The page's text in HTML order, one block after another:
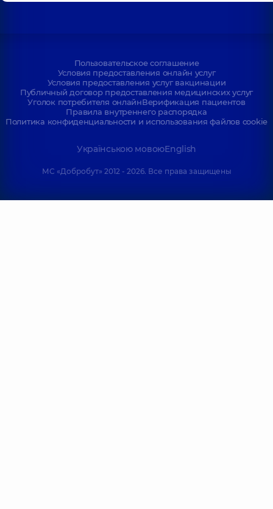
Пользовательское соглашение
Условия предоставления онлайн услуг
Условия предоставления услуг вакцинации
Публичный договор предоставления медицинских услуг
Уголок потребителя онлайнВерификация пациентов
Правила внутреннего распорядка
Политика конфиденциальности и использования файлов cookie
Українською мовоюEnglish
МС «Добробут» 2012 - 2026. Все права защищены